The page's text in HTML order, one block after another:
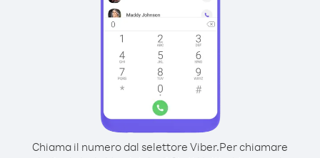
Chiama il numero dal selettore Viber.Per chiamare